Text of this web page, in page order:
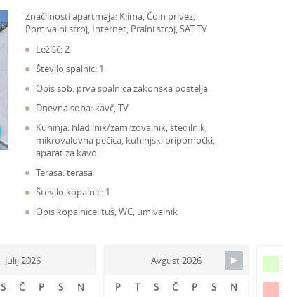
Značilnosti apartmaja: Klima, Čoln privez,
Pomivalni stroj, Internet, Pralni stroj, SAT TV
Ležišč: 2
Število spalnic: 1
Opis sob: prva spalnica zakonska postelja
Dnevna soba: kavč, TV
Kuhinja: hladilnik/zamrzovalnik, štedilnik,
mikrovalovna pečica, kuhinjski pripomočki,
aparat za kavo
Terasa: terasa
Število kopalnic: 1
Opis kopalnice: tuš, WC, umivalnik
Julij 2026
S Č P S
N
Avgust 2026
P T S Č P S
N